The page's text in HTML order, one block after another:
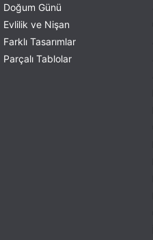
Doğum Günü
Evlilik ve Nişan
Farklı Tasarımlar
Parçalı Tablolar